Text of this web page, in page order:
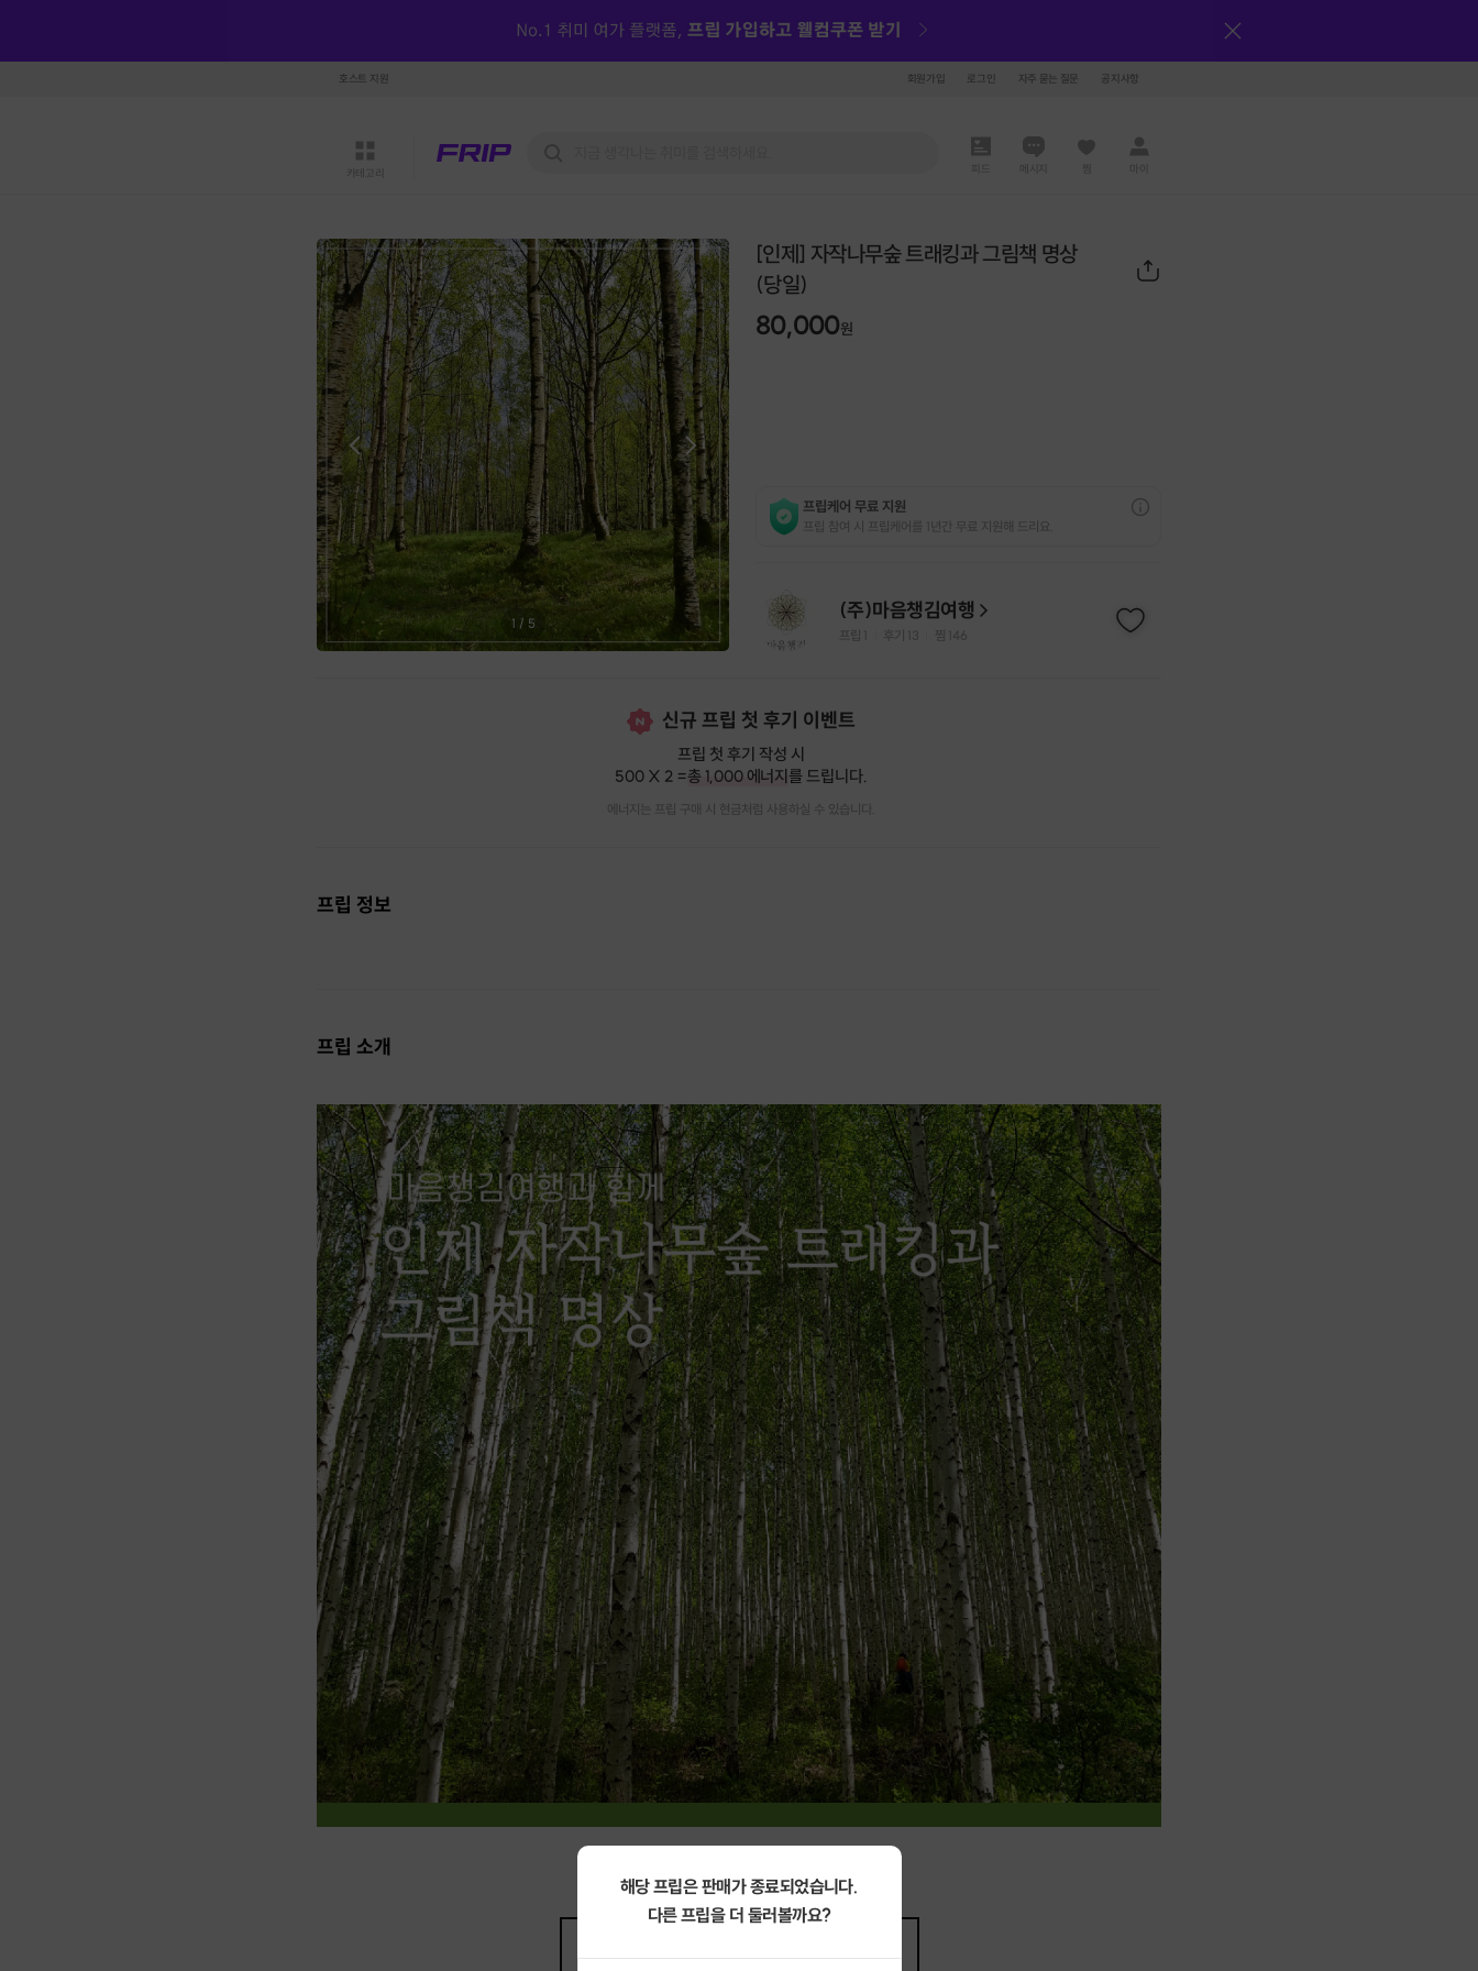
호스트 지원 회원가입 로그인 자주 묻는 질문 공지사항
카테고리 메시지 찜 마이
1 / 5
[인제] 자작나무숲 트래킹과 그림책 명상
(당일)
80,000원
프립케어 무료 지원
프립 참여 시 프립케어를 1년간 무료 지원해 드리요.
(주)마음챙김여행
프립 후기 13 찜 146
신규 프립 첫 후기 이벤트
프립 첫 후기 작성 시
500 X 2 =총 1,000 에너지를 드립니다.
에너지는 프립 구매 시 현금처럼 사용하실 수 있습니다.
프립 정보
프립 소개
해당 프립은 판매가 종료되었습니다.
다른 프립을 더 둘러볼까요?